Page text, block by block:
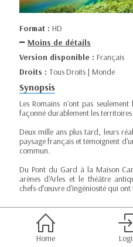
Format : HD
Moins de détails
Version disponible : Français
Droits : Tous Droits | Monde
Synopsis
Les Romains n'ont pas
façonné durablement les
Deux mille ans plus tard, leurs
paysage français et témoignent
commun.
Du Pont du Gard à la Maison
arènes d'Arles et le théâtre
chefs-d’œuvre d'ingéniosité qui ont
Home